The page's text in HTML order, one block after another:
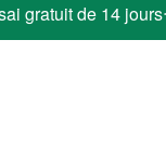
gratuit de 14 jours